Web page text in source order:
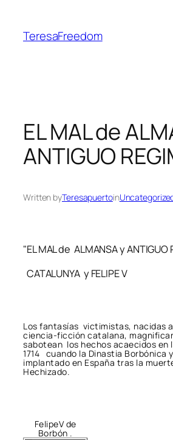
content
TeresaFreedom
EL MAL de
ANTIGUO
Written byTeresapuertoin
"EL MAL de ALMANSA y ANTIGUO
CATALUNYA y FELIPE V
Los fantasías victimistas, nacidas
ciencia-ficción catalana,
sabotean los hechos acaecidos en
1714 cuando la Dinastia Borbónica
implantado en España tras la
Hechizado.
FelipeV de
Borbón .